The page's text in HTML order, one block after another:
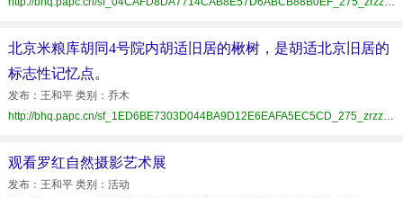
北京米粮库胡同4号院内胡适旧居的楸树，是胡适北京旧居的
标志性记忆点。
发布：王和平 类别：乔木
http://bhq.papc.cn/sf_1ED6BE7303D044BA9D12E6EAFA5EC5CD_275_zrzz.html
观看罗红自然摄影艺术展
发布：王和平 类别：活动